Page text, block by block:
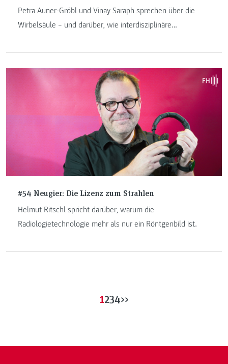
Petra Auner-Gröbl und Vinay Saraph sprechen über die
Wirbelsäule – und darüber, wie interdisziplinäre
#54 Neugier: Die Lizenz zum Strahlen
Helmut Ritschl spricht darüber, warum die
Radiologietechnologie mehr als nur ein Röntgenbild ist.
1234>>